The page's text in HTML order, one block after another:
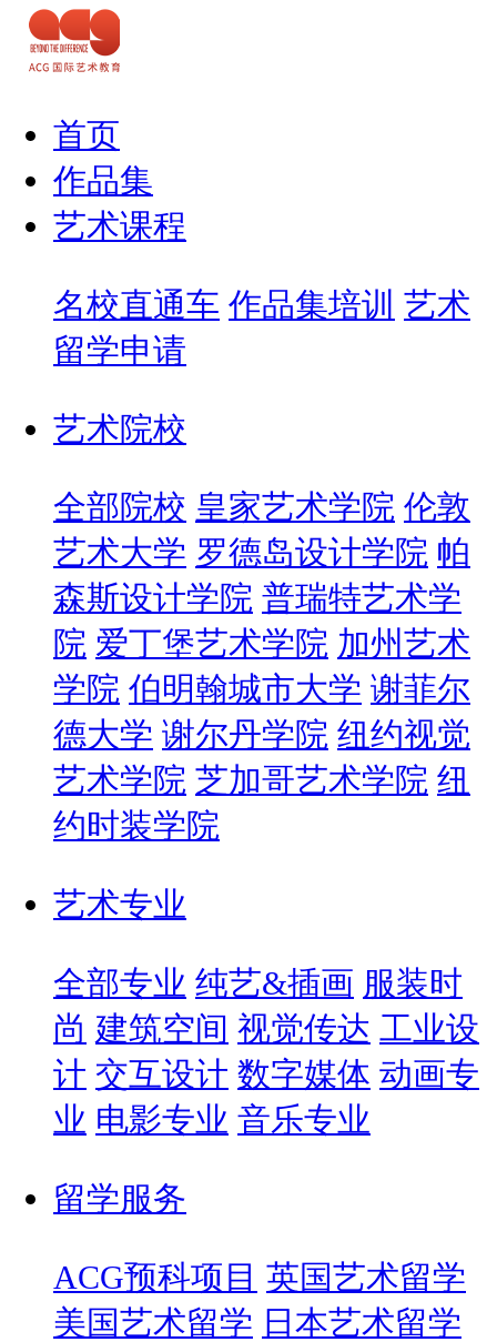
首页
作品集
艺术课程
名校直通车 作品集培训 艺术
留学申请
艺术院校
全部院校 皇家艺术学院 伦敦
艺术大学 罗德岛设计学院 帕
森斯设计学院 普瑞特艺术学
院 爱丁堡艺术学院 加州艺术
学院 伯明翰城市大学 谢菲尔
德大学 谢尔丹学院 纽约视觉
艺术学院 芝加哥艺术学院 纽
约时装学院
艺术专业
全部专业 纯艺&插画 服装时
尚 建筑空间 视觉传达 工业设
计 交互设计 数字媒体 动画专
业 电影专业 音乐专业
留学服务
ACG预科项目 英国艺术留学
美国艺术留学 日本艺术留学